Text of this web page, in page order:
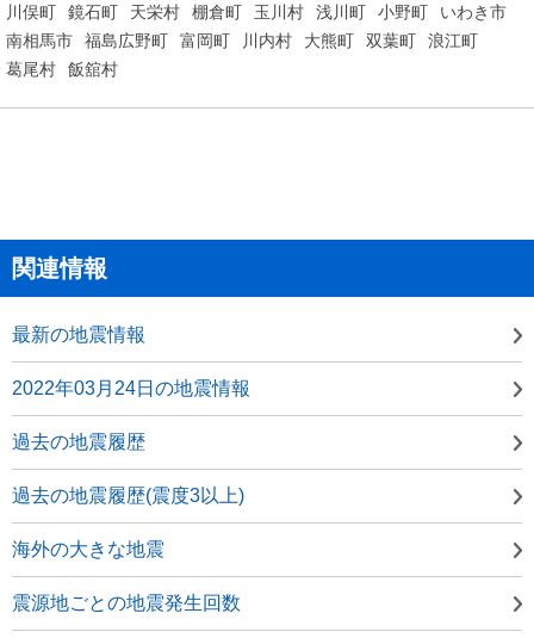
川俣町
鏡石町 天栄村 棚倉町 玉川村 浅川町 小野町
いわき市
南相馬市
福島広野町 富岡町 川内村 大熊町 双葉町
浪江町
葛尾村
飯舘村
関連情報
最新の地震情報
2022年03月24日の地震情報
過去の地震履歴
過去の地震履歴(震度3以上)
海外の大きな地震
震源地ごとの地震発生回数